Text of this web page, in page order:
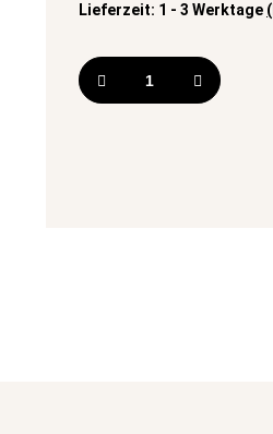
Lieferzeit: 1 - 3 Werktage